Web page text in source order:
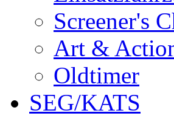
Screener's
Art &
Oldtimer
SEG/KATS